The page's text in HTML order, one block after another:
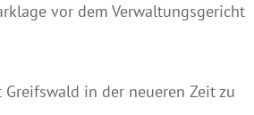
vor dem Verwaltungsgericht
in der neueren Zeit zu